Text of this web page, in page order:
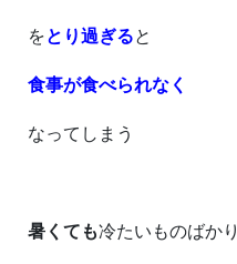
をとり過ぎると
食事が食べられなく
なってしまう
暑くても冷たいものばかり